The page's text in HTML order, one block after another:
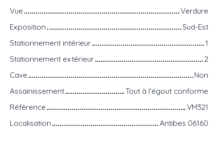
Vue
Verdure
Exposition
Sud-Est
Stationnement intérieur
1
Stationnement extérieur
2
Cave
Non
Assainissement
Tout à l'égout conforme
Référence
VM321
Localisation
Antibes 06160